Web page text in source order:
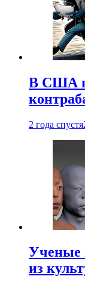
В США
2 года спустя
Ученые
из